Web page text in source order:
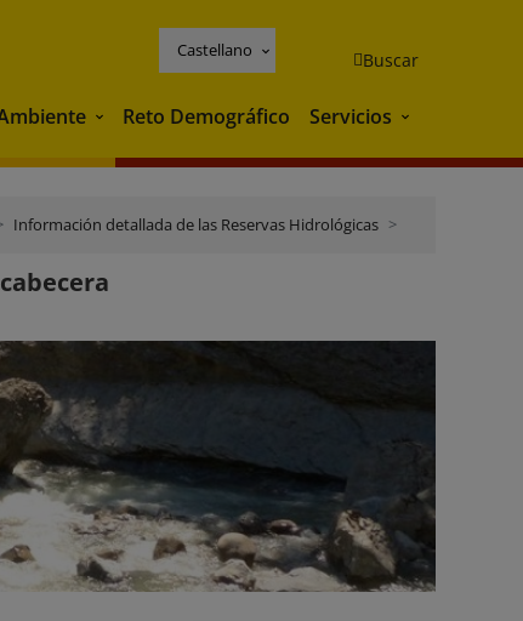
Castellano Buscar
Medio Ambiente
Reto Demográfico Servicios Servicios
Información detallada de las Reservas Hidrológicas